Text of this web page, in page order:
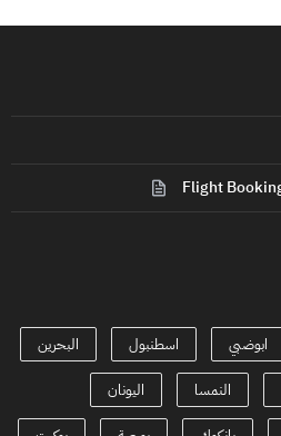
ابوضبي اسطنبول البحرين
النمسا اليونان